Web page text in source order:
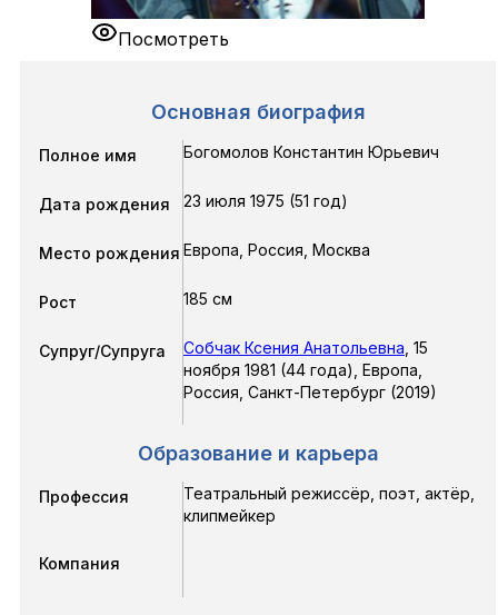
Посмотреть
Основная биография
Полное имя Богомолов Константин Юрьевич
Дата рождения 23 июля 1975 (51 год)
Место рождения Европа, Россия, Москва
Рост 185 см
Супруг/Супруга Собчак Ксения Анатольевна 15
ноября 1981 (44 года), Европа,
Россия, Санкт-Петербург (2019)
Образование и карьера
Профессия
Театральный режиссёр, поэт, актёр,
клипмейкер
Компания